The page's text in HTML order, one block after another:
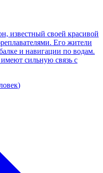
известный своей красивой
Его жители
и навигации по водам.
сильную связь с
)